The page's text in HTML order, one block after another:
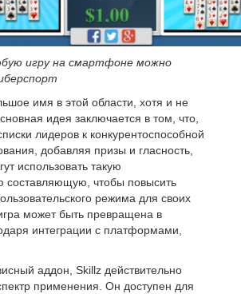
игру на смартфоне можно
имя в этой области, хотя и не
идея заключается в том, что,
лидеров к конкурентоспособной
добавляя призы и гласность,
использовать такую
составляющую, чтобы повысить
режима для своих
может быть превращена в
интеграции с платформами,
аддон, Skillz действительно
применения. Он доступен для